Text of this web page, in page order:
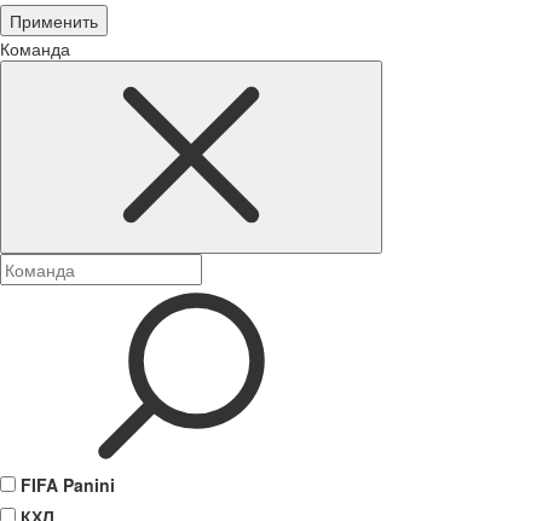
Применить
Команда
FIFA Panini
КХЛ